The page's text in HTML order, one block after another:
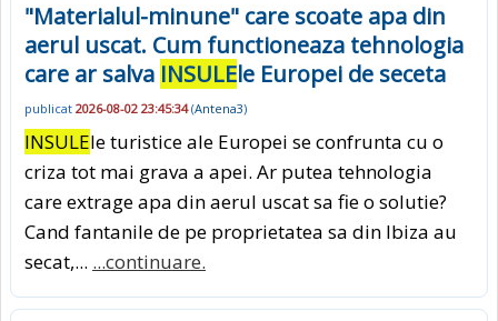
"Materialul-minune" care scoate apa din
aerul uscat. Cum functioneaza tehnologia
care ar salva INSULEle Europei de seceta
publicat 2026-08-02 23:45:34(Antena3)
INSULEle turistice ale Europei se confrunta cu o
criza tot mai grava a apei. Ar putea tehnologia
care extrage apa din aerul uscat sa fie o solutie?
Cand fantanile de pe proprietatea sa din Ibiza au
secat,... ...continuare.